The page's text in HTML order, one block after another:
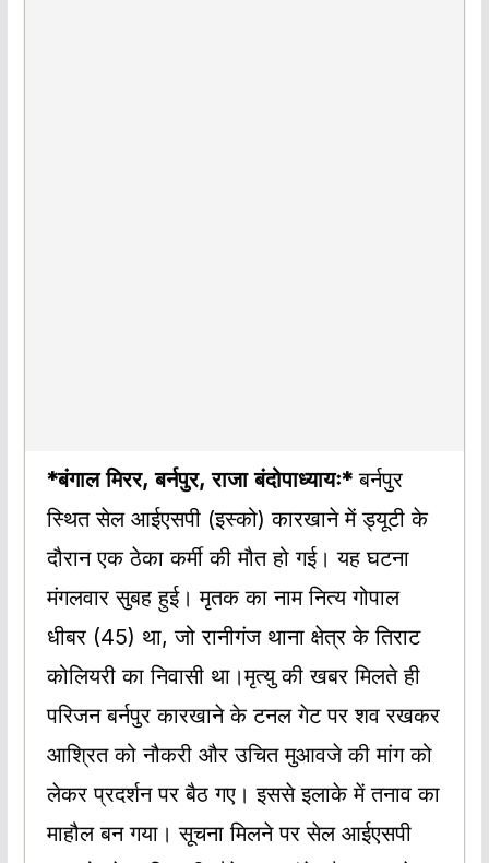
*बंगाल मिरर, बर्नपुर, राजा बंदोपाध्यायः*बर्नपुर
स्थित सेल आईएसपी (इस्को) कारखाने में ड्यूटी के
दौरान एक ठेका कर्मी की मौत हो गई। यह घटना
मंगलवार सुबह हुई। मृतक का नाम नित्य गोपाल
धीबर (45) था, जो रानीगंज थाना क्षेत्र के तिराट
कोलियरी का निवासी था।मृत्यु की खबर मिलते ही
परिजन बर्नपुर कारखाने के टनल गेट पर शव रखकर
आश्रित को नौकरी और उचित मुआवजे की मांग को
लेकर प्रदर्शन पर बैठ गए। इससे इलाके में तनाव का
माहौल बन गया। सूचना मिलने पर सेल आईएसपी